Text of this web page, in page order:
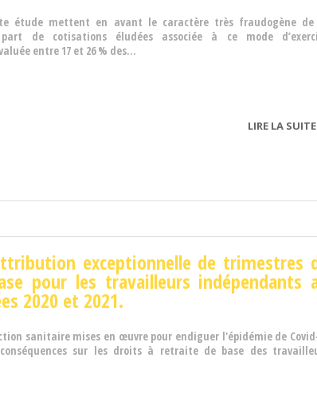
étude mettent en avant le caractère très fraudogène
de cotisations éludées associée à ce mode
entre 17 et 26 % des...
LIRE LA SUITE
exceptionnelle de trimestres
pour les travailleurs indépendants
2020 et 2021.
sanitaire mises en œuvre pour endiguer l'épidémie de
sur les droits à retraite de base des